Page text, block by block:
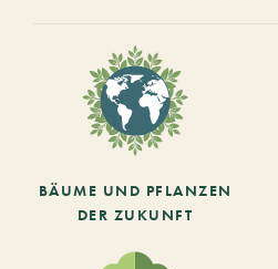
BÄUME UND PFLANZEN
DER ZUKUNFT